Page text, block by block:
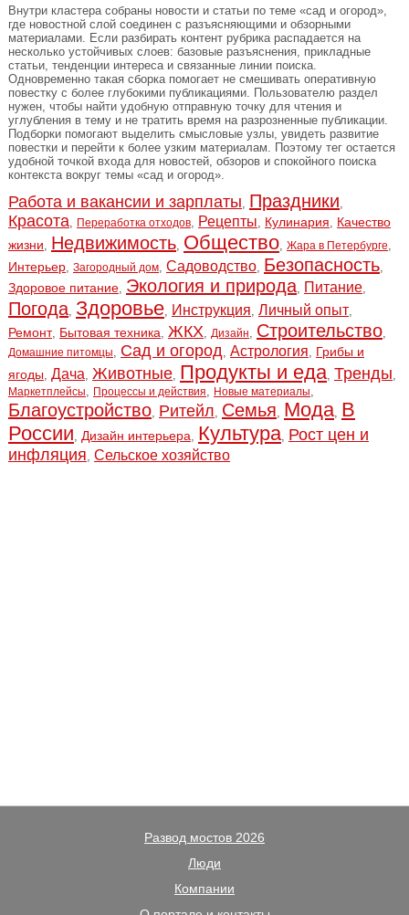
Внутри кластера собраны новости и статьи по теме «сад и огород»,
где новостной слой соединен с разъясняющими и обзорными
материалами. Если разбирать контент рубрика распадается на
несколько устойчивых слоев: базовые разъяснения, прикладные
статьи, тенденции интереса и связанные линии поиска.
Одновременно такая сборка помогает не смешивать оперативную
повестку с более глубокими публикациями. Пользователю раздел
нужен, чтобы найти удобную отправную точку для чтения и
углубления в тему и не тратить время на разрозненные публикации.
Подборки помогают выделить смысловые узлы, увидеть развитие
повестки и перейти к более узким материалам. Поэтому тег остается
удобной точкой входа для новостей, обзоров и спокойного поиска
контекста вокруг темы «сад и огород».
Работа и вакансии и зарплаты, Праздники,
Красота, Переработка отходов, Рецепты, Кулинария, Качество
жизни, Недвижимость, Общество, Жара в Петербурге,
Интерьер, Загородный дом, Садоводство, Безопасность,
Здоровое питание, Экология и природа, Питание,
Погода, Здоровье, Инструкция, Личный опыт,
Ремонт, Бытовая техника, ЖКХ, Дизайн, Строительство,
Домашние питомцы, Сад и огород, Астрология, Грибы и
ягоды, Дача, Животные, Продукты и еда, Тренды,
Маркетплейсы, Процессы и действия, Новые материалы,
Благоустройство, Ритейл, Семья, Мода, В
России, Дизайн интерьера, Культура, Рост цен и
инфляция, Сельское хозяйство
Развод мостов 2026
Люди
Компании